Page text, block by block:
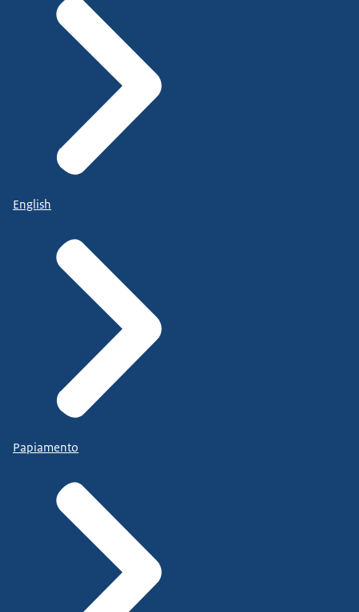
English
Papiamento